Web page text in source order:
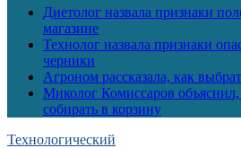
Диетолог назвала признаки
магазине
Технолог назвала признаки
черники
Агроном рассказала, как
Миколог Комиссаров
собирать в корзину
Технологический